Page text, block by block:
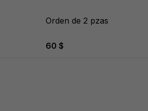
Orden de 2 pzas
60 $